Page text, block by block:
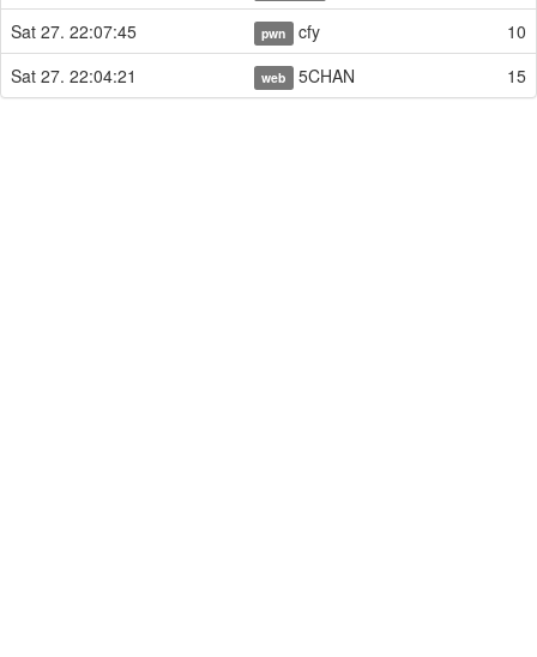
Sat 27. 22:07:45
pwn cfy
10
Sat 27. 22:04:21
web 5CHAN 15